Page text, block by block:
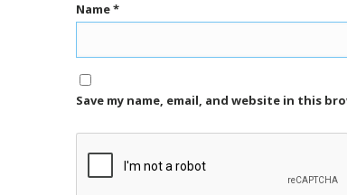
Name*
Save my name, email, and website in this